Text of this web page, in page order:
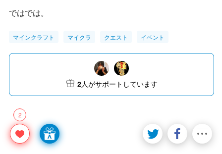
ではでは。
マインクラフト マイクラ クエスト イベント
2
2人がサポートしています